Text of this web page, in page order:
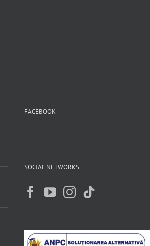
FACEBOOK
SOCIAL NETWORKS